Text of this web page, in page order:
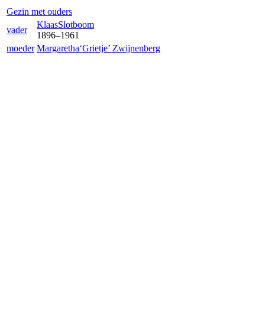
Gezin met ouders
vader
KlaasSlotboom
1896–1961
moeder Margaretha‘Grietje’ Zwijnenberg